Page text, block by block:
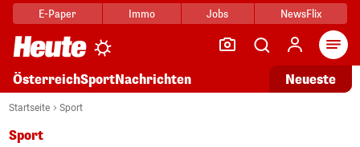
E-Paper Immo Jobs NewsFlix
ÖsterreichSportNachrichten Neueste
Startseite Sport
Sport